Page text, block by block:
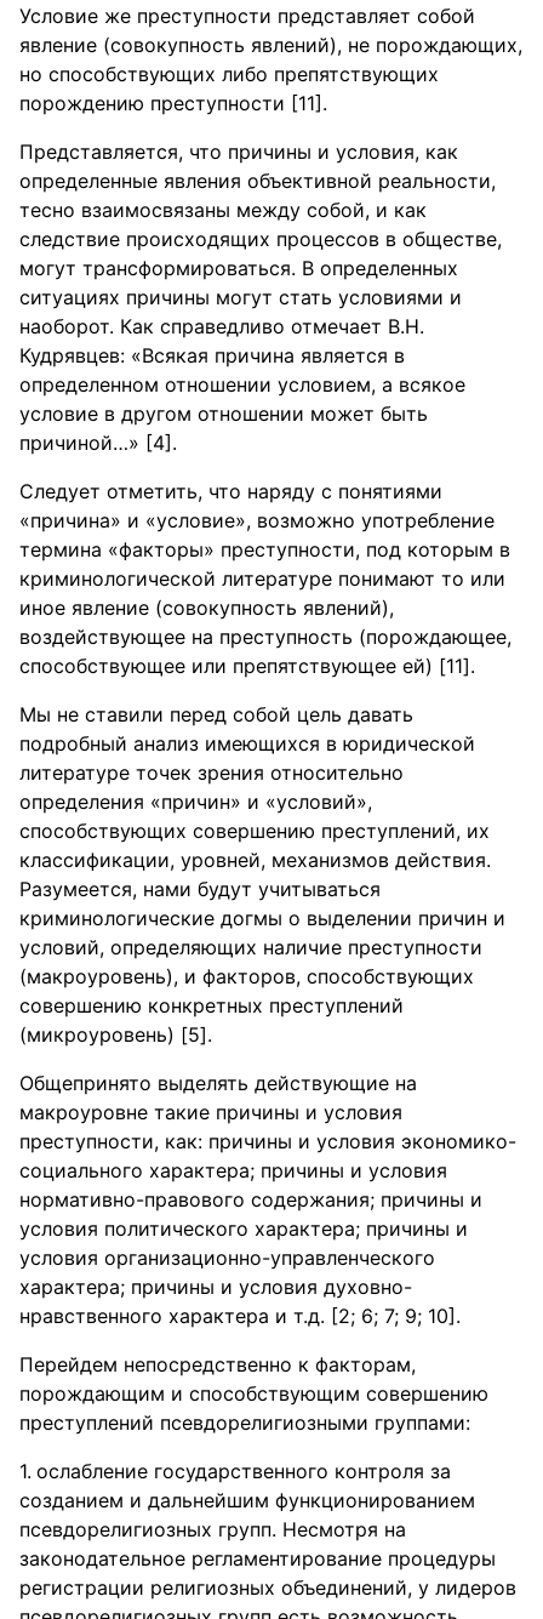
Условие же преступности представляет собой
явление (совокупность явлений), не порождающих,
но способствующих либо препятствующих
порождению преступности [11].
Представляется, что причины и условия, как
определенные явления объективной реальности,
тесно взаимосвязаны между собой, и как
следствие происходящих процессов в обществе,
могут трансформироваться. В определенных
ситуациях причины могут стать условиями и
наоборот. Как справедливо отмечает В.Н.
Кудрявцев: «Всякая причина является в
определенном отношении условием, а всякое
условие в другом отношении может быть
причиной…» [4].
Следует отметить, что наряду с понятиями
«причина» и «условие», возможно употребление
термина «факторы» преступности, под которым в
криминологической литературе понимают то или
иное явление (совокупность явлений),
воздействующее на преступность (порождающее,
способствующее или препятствующее ей) [11].
Мы не ставили перед собой цель давать
подробный анализ имеющихся в юридической
литературе точек зрения относительно
определения «причин» и «условий»,
способствующих совершению преступлений, их
классификации, уровней, механизмов действия.
Разумеется, нами будут учитываться
криминологические догмы о выделении причин и
условий, определяющих наличие преступности
(макроуровень), и факторов, способствующих
совершению конкретных преступлений
(микроуровень) [5].
Общепринято выделять действующие на
макроуровне такие причины и условия
преступности, как: причины и условия экономико-
социального характера; причины и условия
нормативно-правового содержания; причины и
условия политического характера; причины и
условия организационно-управленческого
характера; причины и условия духовно-
нравственного характера и т.д. [2; 6; 7; 9; 10].
Перейдем непосредственно к факторам,
порождающим и способствующим совершению
преступлений псевдорелигиозными группами:
ослабление государственного контроля за
созданием и дальнейшим функционированием
псевдорелигиозных групп. Несмотря на
законодательное регламентирование процедуры
регистрации религиозных объединений, у лидеров